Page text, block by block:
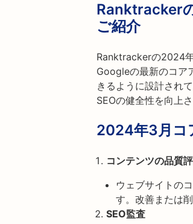
Ranktracker
ご紹介
Ranktrackerの2024
Googleの最新のコア
きるように設計され
SEOの健全性を向上
2024年3月コ
コンテンツの品質
ウェブサイトの
す。改善または
SEO監査